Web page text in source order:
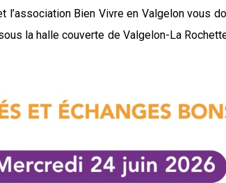
l’association Bien Vivre en Valgelon vous
la halle couverte de Valgelon-La